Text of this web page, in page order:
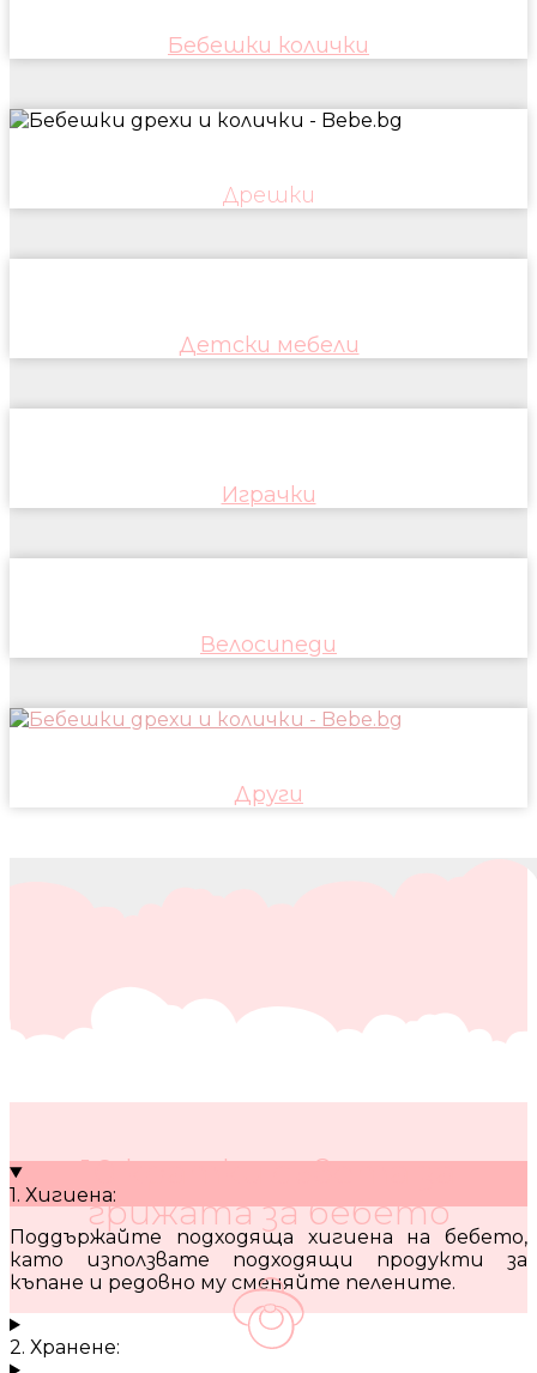
Бебешки колички
Дрешки
Детски мебели
Играчки
Велосипеди
Други
10 кратки съвета за
грижата за бебето
1. Хигиена:
Поддържайте подходяща хигиена на бебето,
като използвате подходящи продукти за
къпане и редовно му сменяйте пелените.
2. Хранене: